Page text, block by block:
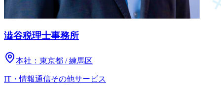
澁谷税理士事務所
本社： 東京都 / 練馬区
IT・情報通信その他サービス